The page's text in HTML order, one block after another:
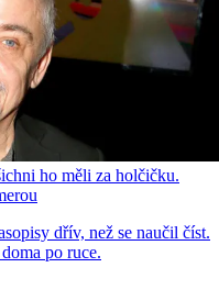
ho měli za holčičku.
dřív, než se naučil číst.
po ruce.